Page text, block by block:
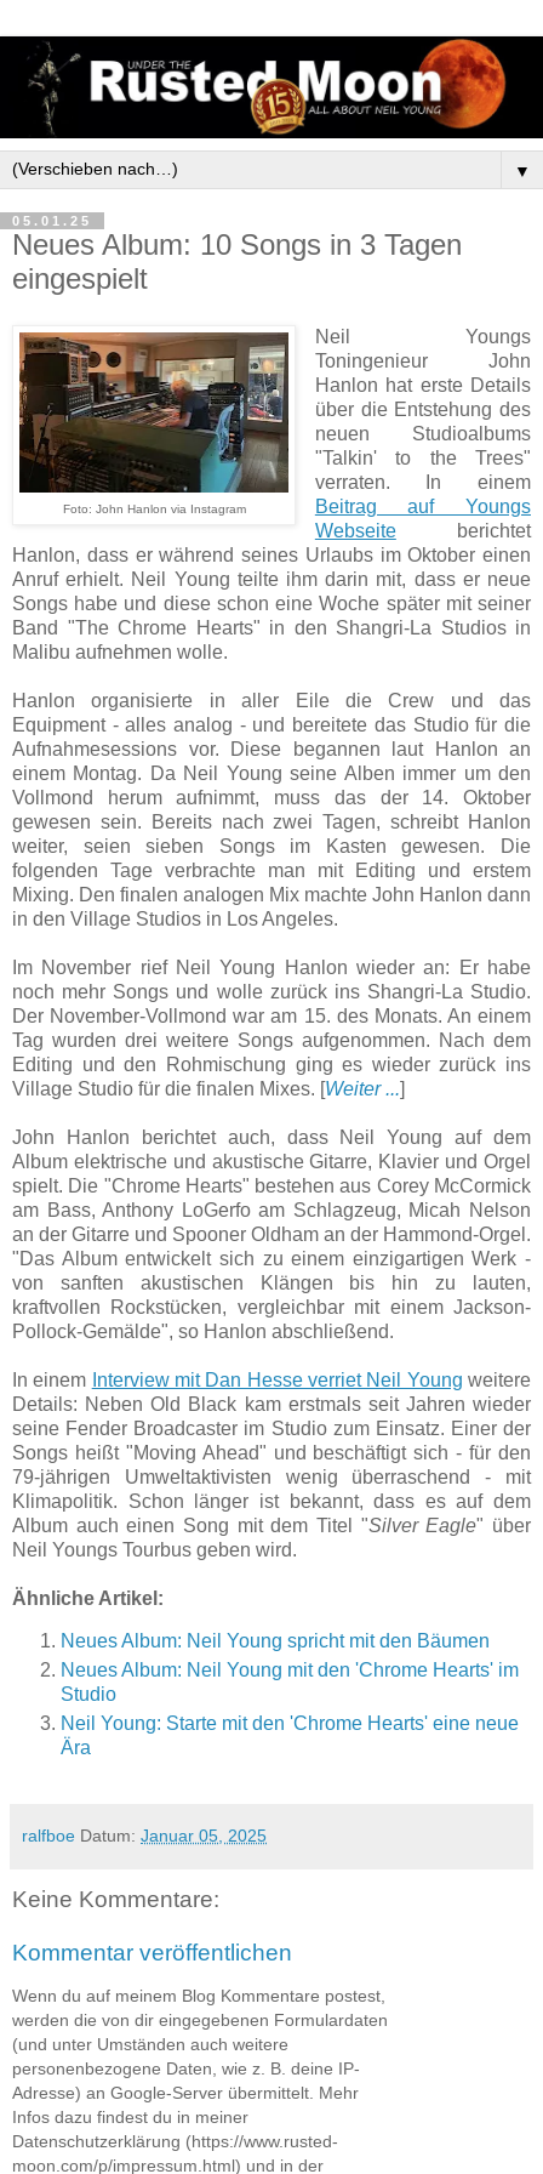
▼
05.01.25
Neues Album: 10 Songs in 3 Tagen
eingespielt
Foto: John Hanlon via Instagram
Neil Youngs
Toningenieur John
Hanlon hat erste Details
über die Entstehung des
neuen Studioalbums
"Talkin' to the Trees"
verraten. In einem
Beitrag auf Youngs
Webseiteberichtet
Hanlon, dass er während seines Urlaubs im Oktober einen
Anruf erhielt. Neil Young teilte ihm darin mit, dass er neue
Songs habe und diese schon eine Woche später mit seiner
Band "The Chrome Hearts" in den Shangri-La Studios in
Malibu aufnehmen wolle.
Hanlon organisierte in aller Eile die Crew und das
Equipment - alles analog - und bereitete das Studio für die
Aufnahmesessions vor. Diese begannen laut Hanlon an
einem Montag. Da Neil Young seine Alben immer um den
Vollmond herum aufnimmt, muss das der 14. Oktober
gewesen sein. Bereits nach zwei Tagen, schreibt Hanlon
weiter, seien sieben Songs im Kasten gewesen. Die
folgenden Tage verbrachte man mit Editing und erstem
Mixing. Den finalen analogen Mix machte John Hanlon dann
in den Village Studios in Los Angeles.
Im November rief Neil Young Hanlon wieder an: Er habe
noch mehr Songs und wolle zurück ins Shangri-La Studio.
Der November-Vollmond war am 15. des Monats. An einem
Tag wurden drei weitere Songs aufgenommen. Nach dem
Editing und den Rohmischung ging es wieder zurück ins
Village Studio für die finalen Mixes. [Weiter ...]
John Hanlon berichtet auch, dass Neil Young auf dem
Album elektrische und akustische Gitarre, Klavier und Orgel
spielt. Die "Chrome Hearts" bestehen aus Corey McCormick
am Bass, Anthony LoGerfo am Schlagzeug, Micah Nelson
an der Gitarre und Spooner Oldham an der Hammond-Orgel.
"Das Album entwickelt sich zu einem einzigartigen Werk -
von sanften akustischen Klängen bis hin zu lauten,
kraftvollen Rockstücken, vergleichbar mit einem Jackson-
Pollock-Gemälde", so Hanlon abschließend.
In einem Interview mit Dan Hesse verriet Neil Young weitere
Details: Neben Old Black kam erstmals seit Jahren wieder
seine Fender Broadcaster im Studio zum Einsatz. Einer der
Songs heißt "Moving Ahead" und beschäftigt sich - für den
79-jährigen Umweltaktivisten wenig überraschend - mit
Klimapolitik. Schon länger ist bekannt, dass es auf dem
Album auch einen Song mit dem Titel "Silver Eagle" über
Neil Youngs Tourbus geben wird.
Ähnliche Artikel:
Neues Album: Neil Young spricht mit den Bäumen
Neues Album: Neil Young mit den 'Chrome Hearts' im
Studio
Neil Young: Starte mit den 'Chrome Hearts' eine neue
Ära
ralfboe Datum: Januar 05, 2025
Keine Kommentare:
Kommentar veröffentlichen
Wenn du auf meinem Blog Kommentare postest,
werden die von dir eingegebenen Formulardaten
(und unter Umständen auch weitere
personenbezogene Daten, wie z. B. deine IP-
Adresse) an Google-Server übermittelt. Mehr
Infos dazu findest du in meiner
Datenschutzerklärung (https://www.rusted-
moon.com/p/impressum.html) und in der